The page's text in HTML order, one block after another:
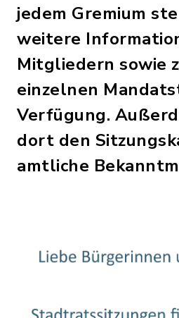
jedem Gremium
weitere
Mitgliedern sowie
einzelnen
Verfügung.
dort den
amtliche